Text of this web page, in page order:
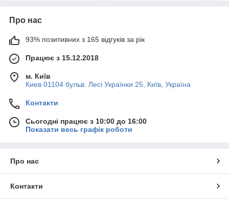
Про нас
93% позитивних з 165 відгуків за рік
Працює з 15.12.2018
м. Київ
Киев 01104 бульв. Лесі Українки 25, Київ, Україна
Контакти
Сьогодні працює з 10:00 до 16:00
Показати весь графік роботи
Про нас
Контакти